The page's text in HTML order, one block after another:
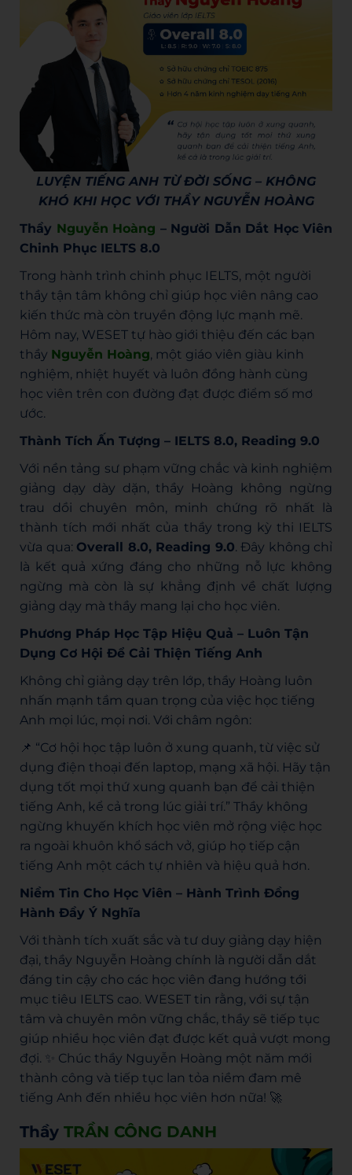
LUYỆN TIẾNG ANH TỪ ĐỜI SỐNG – KHÔNG
KHÓ KHI HỌC VỚI THẦY NGUYỄN HOÀNG
Thầy Nguyễn Hoàng – Người Dẫn Dắt Học Viên
Chinh Phục IELTS 8.0
Trong hành trình chinh phục IELTS, một người
thầy tận tâm không chỉ giúp học viên nâng cao
kiến thức mà còn truyền động lực mạnh mẽ.
Hôm nay, WESET tự hào giới thiệu đến các bạn
thầy Nguyễn Hoàng, một giáo viên giàu kinh
nghiệm, nhiệt huyết và luôn đồng hành cùng
học viên trên con đường đạt được điểm số mơ
ước.
Thành Tích Ấn Tượng – IELTS 8.0, Reading 9.0
Với nền tảng sư phạm vững chắc và kinh nghiệm
giảng dạy dày dặn, thầy Hoàng không ngừng
trau dồi chuyên môn, minh chứng rõ nhất là
thành tích mới nhất của thầy trong kỳ thi IELTS
vừa qua: Overall 8.0, Reading 9.0. Đây không chỉ
là kết quả xứng đáng cho những nỗ lực không
ngừng mà còn là sự khẳng định về chất lượng
giảng dạy mà thầy mang lại cho học viên.
Phương Pháp Học Tập Hiệu Quả – Luôn Tận
Dụng Cơ Hội Để Cải Thiện Tiếng Anh
Không chỉ giảng dạy trên lớp, thầy Hoàng luôn
nhấn mạnh tầm quan trọng của việc học tiếng
Anh mọi lúc, mọi nơi. Với châm ngôn:
📌 “Cơ hội học tập luôn ở xung quanh, từ việc sử
dụng điện thoại đến laptop, mạng xã hội. Hãy tận
dụng tốt mọi thứ xung quanh bạn để cải thiện
tiếng Anh, kể cả trong lúc giải trí.” Thầy không
ngừng khuyến khích học viên mở rộng việc học
ra ngoài khuôn khổ sách vở, giúp họ tiếp cận
tiếng Anh một cách tự nhiên và hiệu quả hơn.
Niềm Tin Cho Học Viên – Hành Trình Đồng
Hành Đầy Ý Nghĩa
Với thành tích xuất sắc và tư duy giảng dạy hiện
đại, thầy Nguyễn Hoàng chính là người dẫn dắt
đáng tin cậy cho các học viên đang hướng tới
mục tiêu IELTS cao. WESET tin rằng, với sự tận
tâm và chuyên môn vững chắc, thầy sẽ tiếp tục
giúp nhiều học viên đạt được kết quả vượt mong
đợi. ✨ Chúc thầy Nguyễn Hoàng một năm mới
thành công và tiếp tục lan tỏa niềm đam mê
tiếng Anh đến nhiều học viên hơn nữa! 🚀
Thầy TRẦN CÔNG DANH